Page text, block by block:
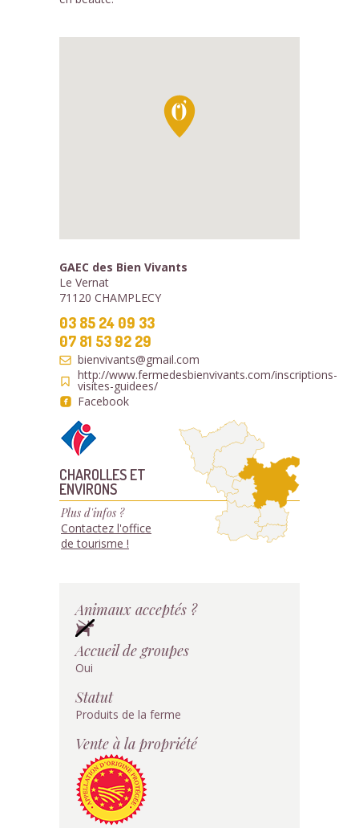
GAEC des Bien Vivants
Le Vernat
71120 CHAMPLECY
03 85 24 09 33
07 81 53 92 29
bienvivants@gmail.com
http://www.fermedesbienvivants.com/inscriptions-
visites-guidees/
Facebook
CHAROLLES ET
ENVIRONS
Plus d'infos ?
Contactez l'office
de tourisme !
Animaux acceptés ?
Accueil de groupes
Oui
Statut
Produits de la ferme
Vente à la propriété